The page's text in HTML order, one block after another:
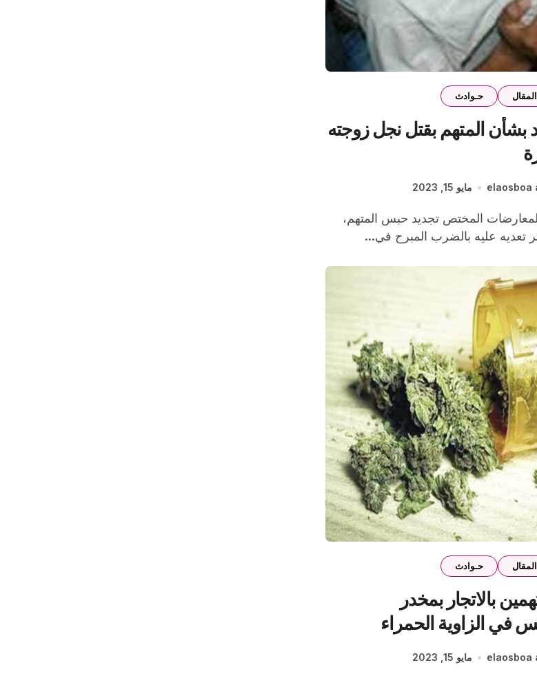
المقال حـوادث
بشأن المتهم بقتل نجل زوجته
elaosboa مايو 15, 2023
تعديه عليه بالضرب المبرح في...
المقال حـوادث
بالاتجار بمخدر
في الزاوية الحمراء
elaosboa مايو 15, 2023